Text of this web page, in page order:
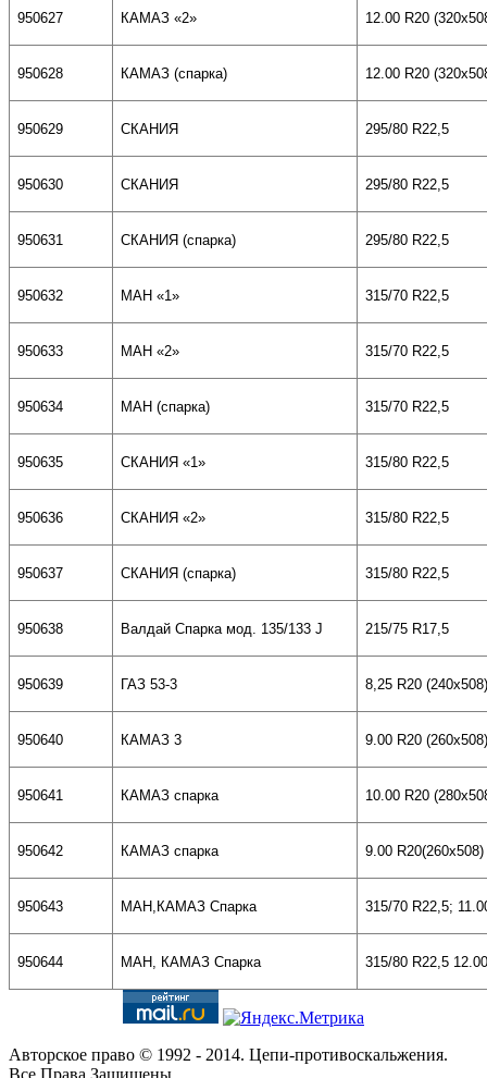
950627 КАМАЗ «2» 12.00 R20
950628 КАМАЗ (спарка) 12.00 R20
950629 СКАНИЯ 295/80 R22,5
950630 СКАНИЯ 295/80 R22,5
950631 СКАНИЯ (спарка) 295/80 R22,5
950632 МАН «1» 315/70 R22,5
950633 МАН «2» 315/70 R22,5
950634 МАН (спарка) 315/70 R22,5
950635 СКАНИЯ «1» 315/80 R22,5
950636 СКАНИЯ «2» 315/80 R22,5
950637 СКАНИЯ (спарка) 315/80 R22,5
950638 Валдай Спарка мод. 135/133J 215/75 R17,5
950639 ГАЗ 53-3 8,25 R20
950640 КАМАЗ 3 9.00 R20
950641 КАМАЗ спарка 10.00 R20
950642 КАМАЗ спарка 9.00 R20(260х508)
950643 МАН, КАМАЗ Спарка 315/70 R22,5;
950644 МАН, КАМАЗ Спарка 315/80 R22,5
Авторское право © 1992 - 2014. Цепи-противоскальжения.
Все Права Защищены.